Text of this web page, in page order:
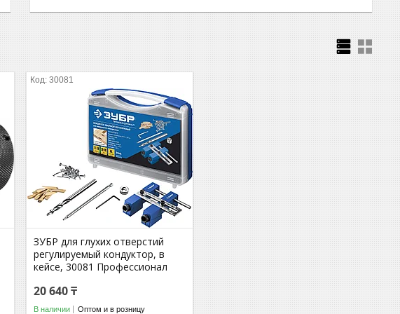
30081
ЗУБР для глухих отверстий
регулируемый кондуктор, в
кейсе, 30081 Профессионал
20 640 ₸
В наличии Оптом и в розницу